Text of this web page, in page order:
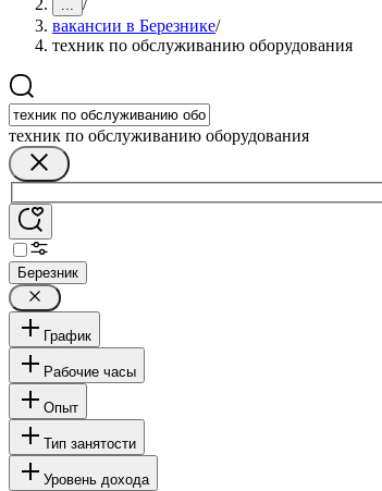
... /
вакансии в Березнике/
техник по обслуживанию оборудования
техник по обслуживанию оборудования
Березник
График
Рабочие часы
Опыт
Тип занятости
Уровень дохода